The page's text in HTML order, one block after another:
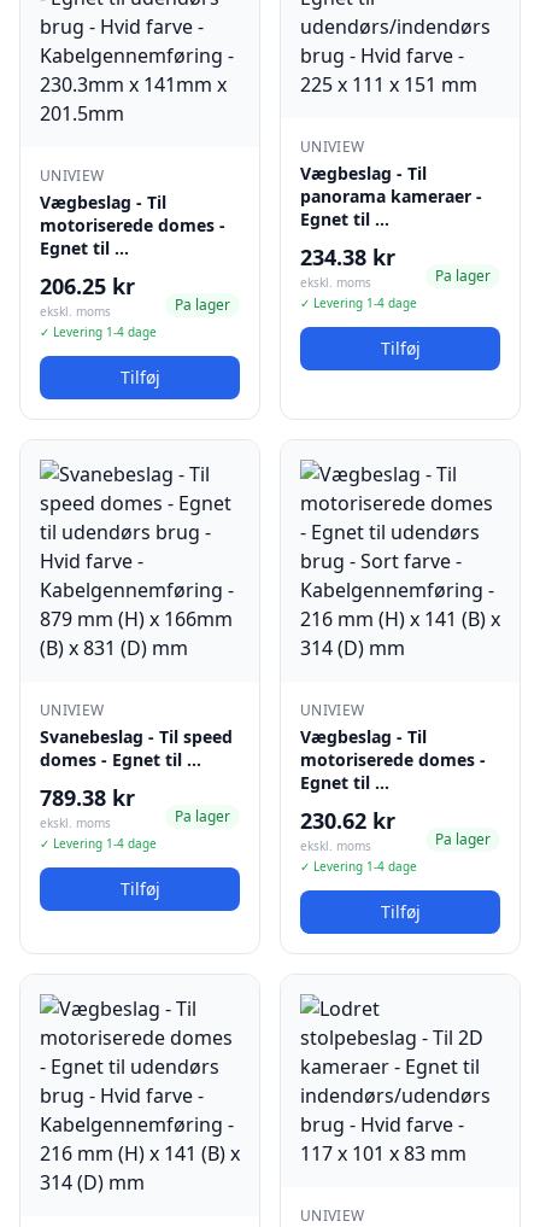
UNIVIEW
Vægbeslag - Til
motoriserede domes -
Egnet til …
206.25 kr
ekskl. moms
✓ Levering 1-4 dage
Pa lager
Tilføj
UNIVIEW
Vægbeslag - Til
panorama kameraer -
Egnet til …
234.38 kr
ekskl. moms
✓ Levering 1-4 dage
Pa lager
Tilføj
UNIVIEW
Svanebeslag - Til speed
domes - Egnet til …
789.38 kr
ekskl. moms
✓ Levering 1-4 dage
Pa lager
Tilføj
UNIVIEW
Vægbeslag - Til
motoriserede domes -
Egnet til …
230.62 kr
ekskl. moms
✓ Levering 1-4 dage
Pa lager
Tilføj
UNIVIEW